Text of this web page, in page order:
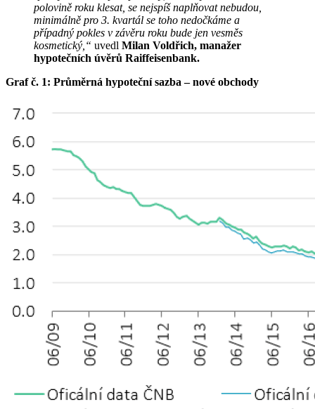
polovině roku klesat, se nejspíš naplňovat nebudou,
minimálně pro 3. kvartál se toho nedočkáme a
případný pokles v závěru roku bude jen vesměs
kosmetický,“ uvedl Milan Voldřich, manažer
hypotečních úvěrů Raiffeisenbank.
Graf č. 1: Průměrná hypoteční sazba – nové obchody